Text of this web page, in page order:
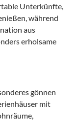
Unterkünfte,
während
aus
erholsame
gönnen
mit